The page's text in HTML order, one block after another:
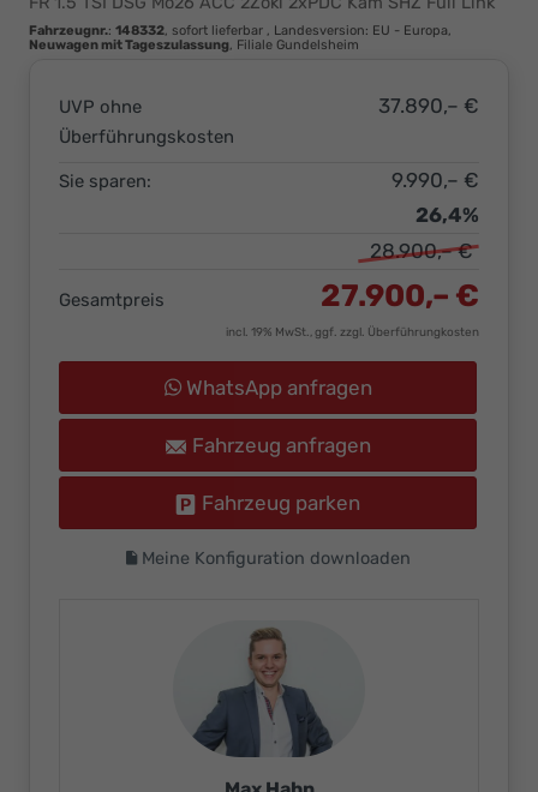
Ihr
Innovatives
Fahrzeugnr.: 148332 sofort lieferbar , Landesversion: EU - Europa,
Neuwagen mit Tageszulassung , Filiale Gundelsheim
UVP ohne
Überführungskosten
37.890,– €
Sie sparen:
9.990,– €
26,4%
28.900,– €
Gesamtpreis 27.900,– €
incl. 19% MwSt., ggf. zzgl. Überführungkosten
WhatsApp anfragen
Fahrzeug anfragen
Fahrzeug parken
Meine Konfiguration downloaden